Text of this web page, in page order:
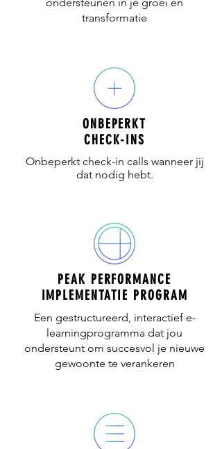
transformatie
ONBEPERKT
CHECK-INS
Onbeperkt check-in calls wanneer jij
dat nodig hebt.
PEAK PERFORMANCE
IMPLEMENTATIE PROGRAM
Een gestructureerd, interactief e-
learningprogramma dat jou
ondersteunt om succesvol je nieuwe
gewoonte te verankeren